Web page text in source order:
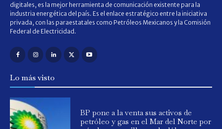
digitales, es la mejor herramienta de comunicación existente para la
industria energética del país. Es el enlace estratégico entre la iniciativa
privada, con las paraestatales como Petróleos Mexicanos y la Comisión
Federal de Electricidad.
Lo más visto
BP pone a la venta sus activos de
petróleo y gas en el Mar del Norte por